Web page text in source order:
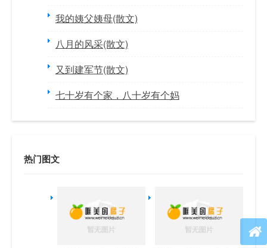
我的姨父姨母(散文)
八月的风采(散文)
又到建军节(散文)
七十岁有个家，八十岁有个妈
热门图文